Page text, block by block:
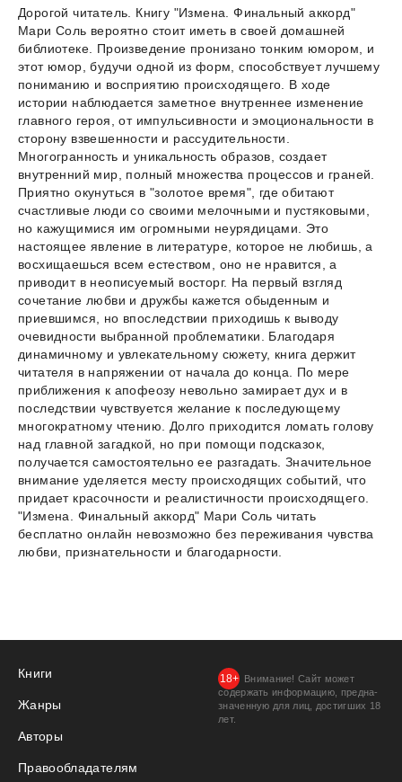
Дорогой читатель. Книгу "Измена. Финальный аккорд"
Мари Соль вероятно стоит иметь в своей домашней
библиотеке. Произведение пронизано тонким юмором, и
этот юмор, будучи одной из форм, способствует лучшему
пониманию и восприятию происходящего. В ходе
истории наблюдается заметное внутреннее изменение
главного героя, от импульсивности и эмоциональности в
сторону взвешенности и рассудительности.
Многогранность и уникальность образов, создает
внутренний мир, полный множества процессов и граней.
Приятно окунуться в "золотое время", где обитают
счастливые люди со своими мелочными и пустяковыми,
но кажущимися им огромными неурядицами. Это
настоящее явление в литературе, которое не любишь, а
восхищаешься всем естеством, оно не нравится, а
приводит в неописуемый восторг. На первый взгляд
сочетание любви и дружбы кажется обыденным и
приевшимся, но впоследствии приходишь к выводу
очевидности выбранной проблематики. Благодаря
динамичному и увлекательному сюжету, книга держит
читателя в напряжении от начала до конца. По мере
приближения к апофеозу невольно замирает дух и в
последствии чувствуется желание к последующему
многократному чтению. Долго приходится ломать голову
над главной загадкой, но при помощи подсказок,
получается самостоятельно ее разгадать. Значительное
внимание уделяется месту происходящих событий, что
придает красочности и реалистичности происходящего.
"Измена. Финальный аккорд" Мари Соль читать
бесплатно онлайн невозможно без переживания чувства
любви, признательности и благодарности.
Книги
Жанры
Авторы
Правообладателям
Внимание! Сайт может
содержать информацию, предна­
значенную для лиц, дости­гших 18
лет.